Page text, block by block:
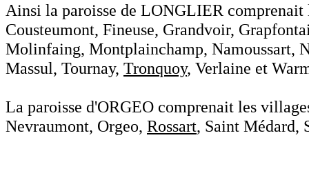
Ainsi la paroisse de LONGLIER
Cousteumont, Fineuse, Grandvoir,
Molinfaing, Montplainchamp, Namoussart,
Massul, Tournay, Tronquoy, Verlaine et
La paroisse d'ORGEO comprenait les
Nevraumont, Orgeo, Rossart, Saint Médard,